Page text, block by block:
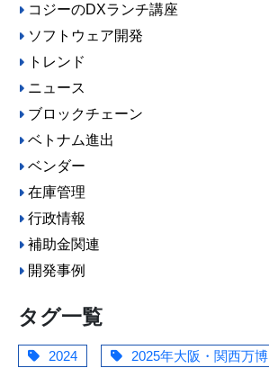
コジーのDXランチ講座
ソフトウェア開発
トレンド
ニュース
ブロックチェーン
ベトナム進出
ベンダー
在庫管理
行政情報
補助金関連
開発事例
タグ一覧
2024 2025年大阪・関西万博